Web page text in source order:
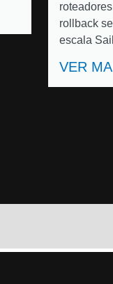
rollback
escala
VER